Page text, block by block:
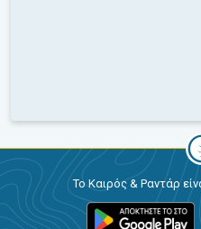
Το Καιρός & Ραντάρ